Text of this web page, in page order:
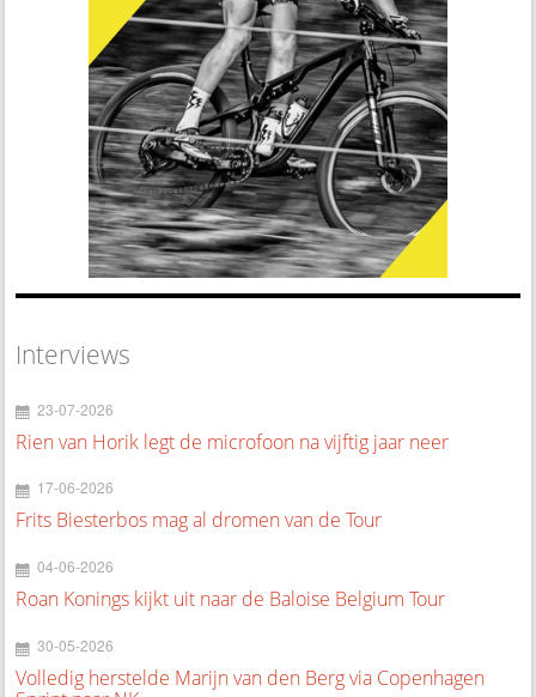
Interviews
23-07-2026
Rien van Horik legt de microfoon na vijftig jaar neer
17-06-2026
Frits Biesterbos mag al dromen van de Tour
04-06-2026
Roan Konings kijkt uit naar de Baloise Belgium Tour
30-05-2026
Volledig herstelde Marijn van den Berg via Copenhagen